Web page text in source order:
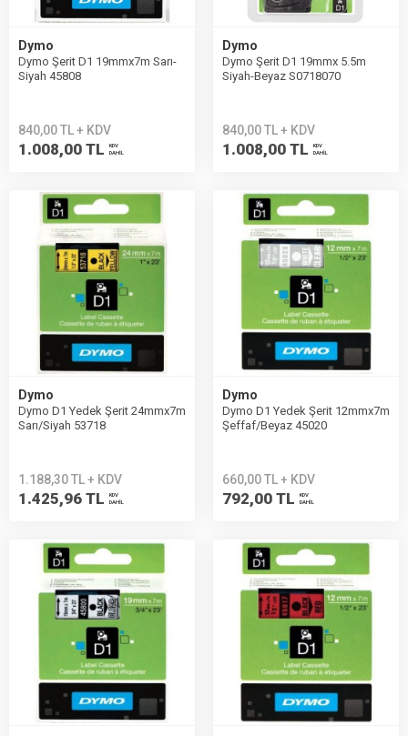
Dymo
Dymo Şerit D1 19mmx7m Sarı-
Siyah 45808
840,00 TL + KDV
1.008,00 TL
KDV
DAHİL
Dymo
Dymo Şerit D1 19mmx 5.5m
Siyah-Beyaz S0718070
840,00 TL + KDV
1.008,00 TL
KDV
DAHİL
Dymo
Dymo D1 Yedek Şerit 24mmx7m
Sarı/Siyah 53718
1.188,30 TL + KDV
1.425,96 TL
KDV
DAHİL
Dymo
Dymo D1 Yedek Şerit 12mmx7m
Şeffaf/Beyaz 45020
660,00 TL + KDV
792,00 TL
KDV
DAHİL